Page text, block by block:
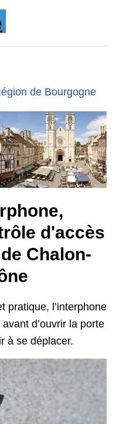
de Bourgogne
d'accès
Chalon-
pratique, l’interphone
d’ouvrir la porte
à se déplacer.